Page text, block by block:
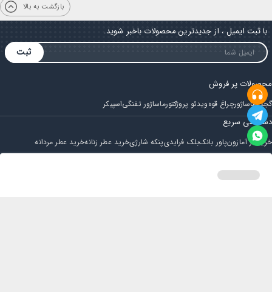
بازگشت به بالا
با ثبت ایمیل ، از جدیدترین محصولات باخبر شوید.
ثبت
محصولات پر فروش
گجتماساژورچراغ قوهویدئو پروژکتورماساژور تفنگیاسپیکر
دسترسی سریع
خرید از آمازونپاور بانکبلک فرایدیپنکه شارژیخرید عطر زنانهخرید عطر مردانه
مجله ایران باباحساب کاربری